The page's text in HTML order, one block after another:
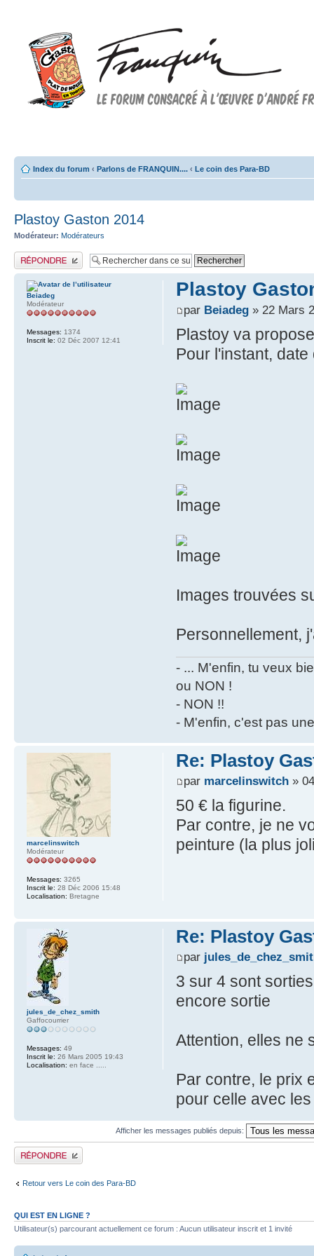
Index du forum ‹ Parlons de FRANQUIN.... ‹ Le coin des Para-BD
Plastoy Gaston 2014
Modérateur: Modérateurs
Publier une réponse
Plastoy
par Beiadeg» 22 Mars
Plastoy va
Pour l'instant,
Images trouvées
Personnellement,
- ... M'enfin, tu veux
ou NON !
- NON !!
- M'enfin, c'est pas
Beiadeg
Modérateur
Messages: 1374
Inscrit le: 02 Déc 2007 12:41
Re: Plastoy
par marcelinswitch»
50 € la figurine.
Par contre, je ne
peinture (la plus
marcelinswitch
Modérateur
Messages: 3265
Inscrit le: 28 Déc 2006 15:48
Localisation: Bretagne
Re: Plastoy
par
3 sur 4 sont
encore sortie
Attention, elles ne
Par contre, le prix
pour celle avec
jules_de_chez_smith
Gaffocourrier
Messages: 49
Inscrit le: 26 Mars 2005 19:43
Localisation: en face .....
Afficher les messages publiés depuis:
Publier une réponse
Retour vers Le coin des Para-BD
QUI EST EN LIGNE ?
Utilisateur(s) parcourant actuellement ce forum : Aucun utilisateur inscrit et 1 invité